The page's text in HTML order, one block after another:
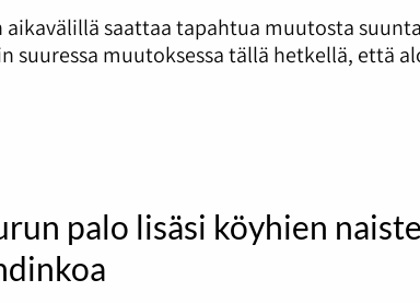
saattaa tapahtua muutosta
suuressa muutoksessa tällä hetkellä, että
palo lisäsi köyhien